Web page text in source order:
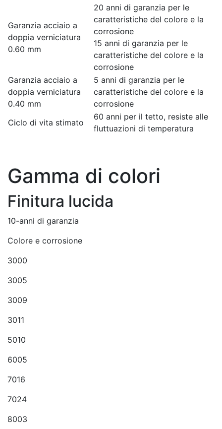
Garanzia acciaio a
doppia verniciatura
0.60 mm
20 anni di garanzia per le
caratteristiche del colore e la
corrosione
15 anni di garanzia per le
caratteristiche del colore e la
corrosione
Garanzia acciaio a
doppia verniciatura
0.40 mm
5 anni di garanzia per le
caratteristiche del colore e la
corrosione
Ciclo di vita stimato
60 anni per il tetto, resiste alle
fluttuazioni di temperatura
Gamma di colori
Finitura lucida
10-anni di garanzia
Colore e corrosione
3000
3005
3009
3011
5010
6005
7016
7024
8003